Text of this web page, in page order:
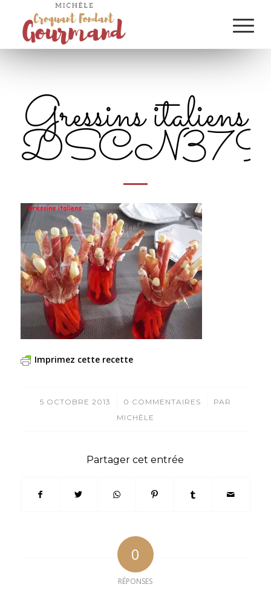
Gressins italiens
Imprimez cette recette
5 OCTOBRE 2013
/ 0 COMMENTAIRES
/
PAR
MICHÈLE
Partager cet entrée
0
RÉPONSES